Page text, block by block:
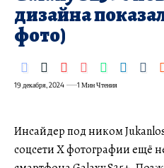
дизайна
фото)
19 декабря, 2024 1 Мин Чтения
Инсайдер под ником
соцсети X фотографии ещё